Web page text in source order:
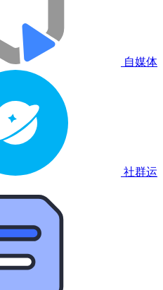
自媒体
社群运